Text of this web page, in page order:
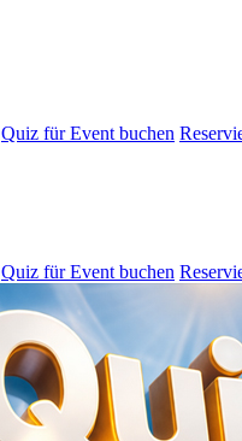
Quiz für Event buchen
Quiz für Event buchen